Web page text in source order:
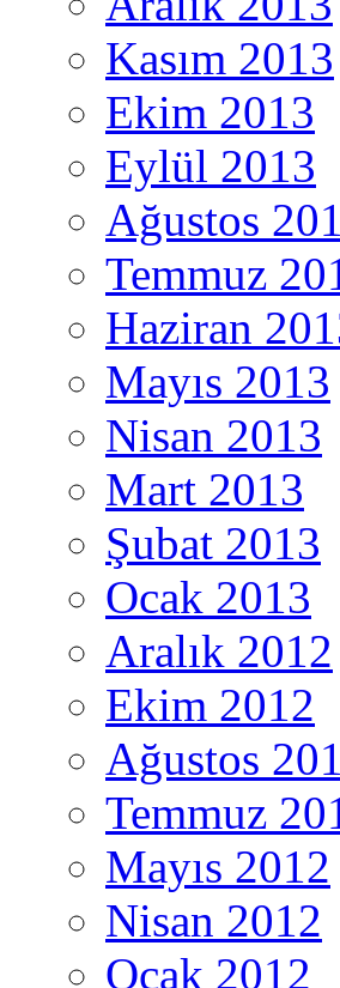
Kasım 2013
Ekim 2013
Eylül 2013
Ağustos
Temmuz
Haziran
Mayıs 2013
Nisan 2013
Mart 2013
Şubat 2013
Ocak 2013
Aralık 2012
Ekim 2012
Ağustos
Temmuz
Mayıs 2012
Nisan 2012
Ocak 2012